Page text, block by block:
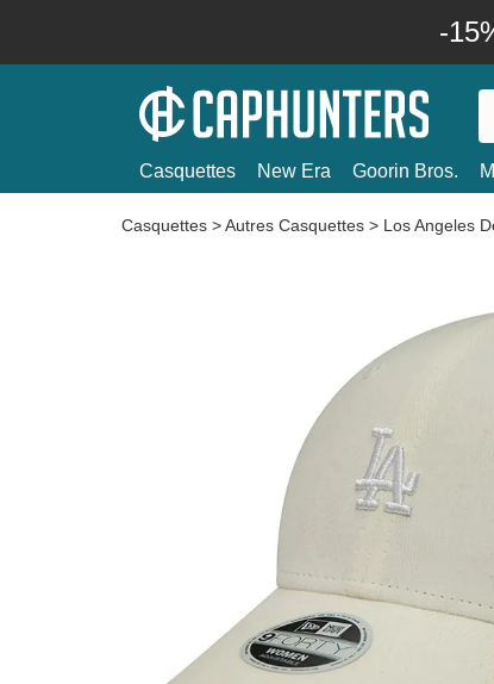
-
Casquettes New Era Goorin Bros.
Casquettes >Autres Casquettes > Los Angeles